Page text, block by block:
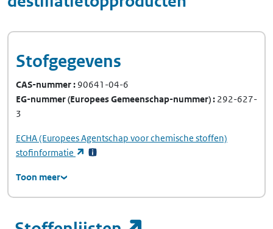
Stofgegevens
CAS-nummer 90641-04-6
EG-nummer(Europees Gemeenschap-nummer) 292-627-
3
ECHA(Europees Agentschap voor chemische stoffen)
stofinformatie
(opent in een nieuw tabblad)
Toon meer